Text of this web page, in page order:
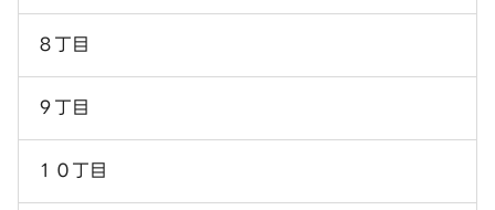
８丁目
９丁目
１０丁目